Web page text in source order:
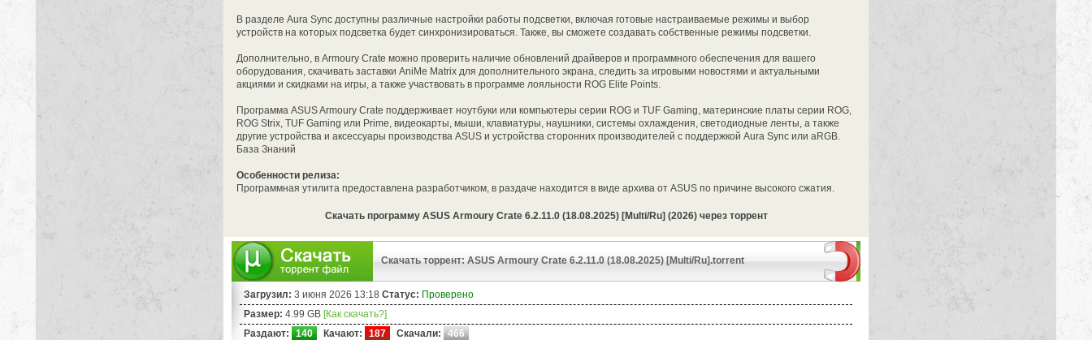
В разделе Aura Sync доступны различные настройки работы подсветки, включая готовые настраиваемые режимы и выбор
устройств на которых подсветка будет синхронизироваться. Также, вы сможете создавать собственные режимы подсветки.
Дополнительно, в Armoury Crate можно проверить наличие обновлений драйверов и программного обеспечения для вашего
оборудования, скачивать заставки AniMe Matrix для дополнительного экрана, следить за игровыми новостями и актуальными
акциями и скидками на игры, а также участвовать в программе лояльности ROG Elite Points.
Программа ASUS Armoury Crate поддерживает ноутбуки или компьютеры серии ROG и TUF Gaming, материнские платы серии ROG,
ROG Strix, TUF Gaming или Prime, видеокарты, мыши, клавиатуры, наушники, системы охлаждения, светодиодные ленты, а также
другие устройства и аксессуары производства ASUS и устройства сторонних производителей с поддержкой Aura Sync или aRGB.
База Знаний
Особенности релиза:
Программная утилита предоставлена разработчиком, в раздаче находится в виде архива от ASUS по причине высокого сжатия.
Скачать программу ASUS Armoury Crate 6.2.11.0 (18.08.2025) [Multi/Ru] (2026) через торрент
Скачать торрент: ASUS Armoury Crate 6.2.11.0 (18.08.2025) [Multi/Ru].torrent
Загрузил: 3 июня 2026 13:18 Статус: Проверено
Размер: 4.99 GB [Как скачать?]
Раздают:
140 Качают: 187 Скачали:
466